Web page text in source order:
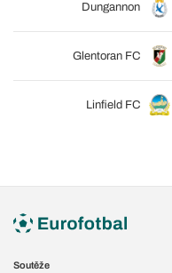
Dungannon
Glentoran FC
Linfield FC
Soutěže